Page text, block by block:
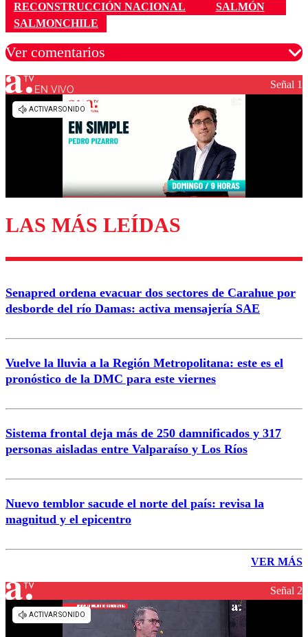
RECONSTRUCCIÓN NACIONAL
SALMÓN
SALMONCHILE
Ver comentarios
Los comentarios son moderados para garantizar un
diálogo respetuoso.
Enviar comentario
EN VIVO Señal 1
LAS MÁS LEÍDAS
Senapred ordena evacuar dos sectores de Carahue por
desborde del río Damas: activa mensajería SAE
Vuelve la lluvia a la Región Metropolitana: este es el
pronóstico de la DMC para este viernes
Sistema frontal deja más de 250 damnificados y 317
personas aisladas entre Valparaíso y Los Ríos
Nuevo temblor sacude el norte del país: revisa la
magnitud y el epicentro
VER MÁS
Señal 2